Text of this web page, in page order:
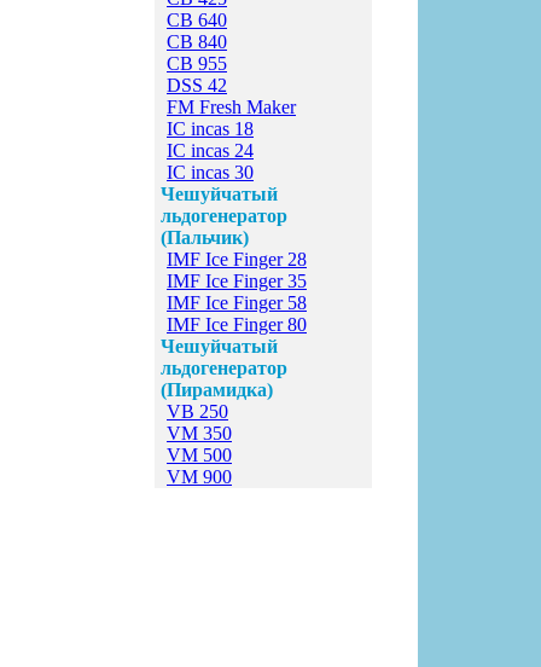
CB 640
CB 840
CB 955
DSS 42
FM Fresh Maker
IC incas 18
IC incas 24
IC incas 30
Чешуйчатый
льдогенератор
(Пальчик)
IMF Ice Finger 28
IMF Ice Finger 35
IMF Ice Finger 58
IMF Ice Finger 80
Чешуйчатый
льдогенератор
(Пирамидка)
VB 250
VM 350
VM 500
VM 900